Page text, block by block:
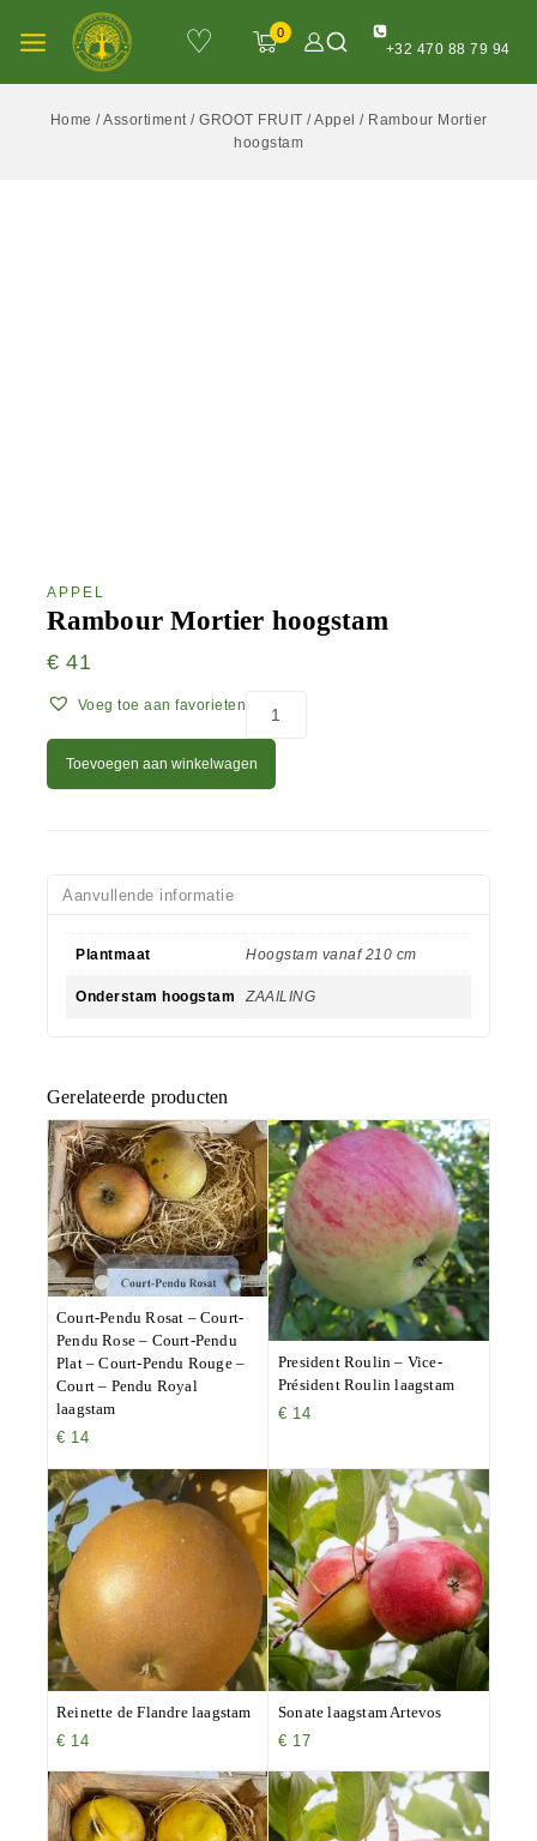
♡ 0
+32 470 88 79 94
Home /Assortiment / GROOT FRUIT /Appel / Rambour Mortier
hoogstam
APPEL
Rambour Mortier hoogstam
€ 41
Voeg toe aan favorieten
Toevoegen aan winkelwagen
Aanvullende informatie
Plantmaat Hoogstam vanaf 210 cm
Onderstam hoogstam ZAAILING
Gerelateerde producten
Court-Pendu Rosat – Court-
Pendu Rose – Court-Pendu
Plat – Court-Pendu Rouge –
Court – Pendu Royal
laagstam
€ 14
President Roulin – Vice-
Président Roulin laagstam
€ 14
Reinette de Flandre laagstam
€ 14
Sonate laagstam Artevos
€ 17